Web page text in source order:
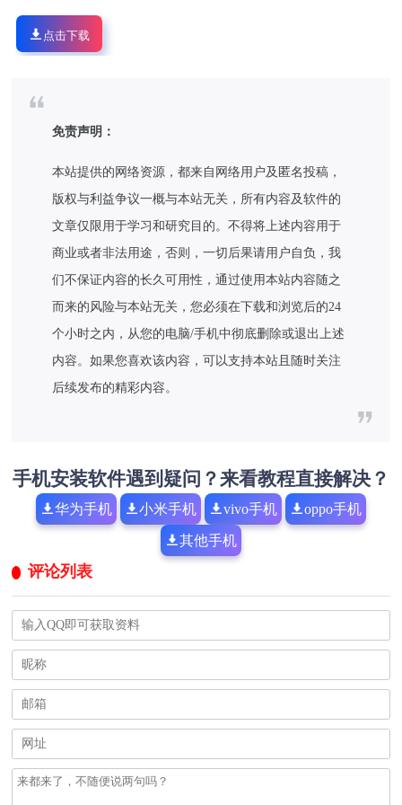
点击下载
免责声明：
本站提供的网络资源，都来自网络用户及匿名投稿，
版权与利益争议一概与本站无关，所有内容及软件的
文章仅限用于学习和研究目的。不得将上述内容用于
商业或者非法用途，否则，一切后果请用户自负，我
们不保证内容的长久可用性，通过使用本站内容随之
而来的风险与本站无关，您必须在下载和浏览后的24
个小时之内，从您的电脑/手机中彻底删除或退出上述
内容。如果您喜欢该内容，可以支持本站且随时关注
后续发布的精彩内容。
手机安装软件遇到疑问？来看教程直接解决？
华为手机 小米手机 vivo手机 oppo手机
其他手机
评论列表